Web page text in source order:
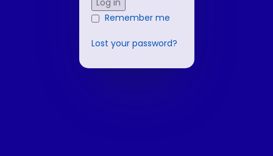
Log in
Remember me
Lost your password?